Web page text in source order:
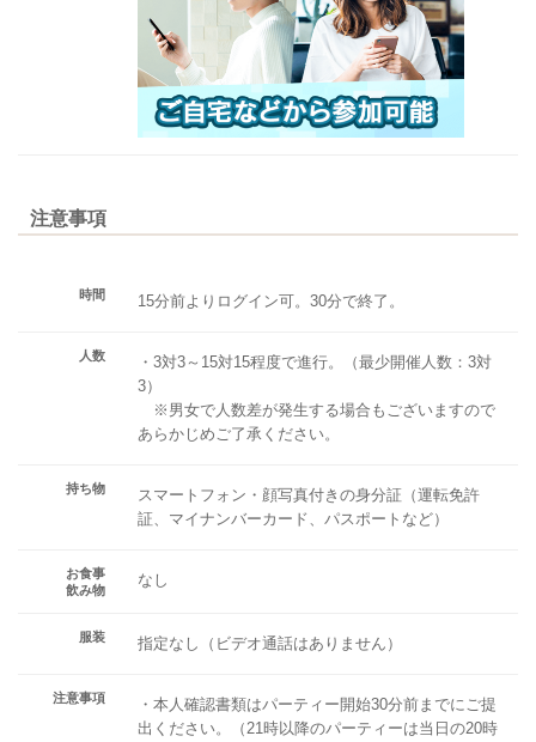
注意事項
時間 15分前よりログイン可。30分で終了。
人数
・3対3～15対15程度で進行。（最少開催人数：3対
3）
※男女で人数差が発生する場合もございますので
あらかじめご了承ください。
持ち物
スマートフォン・顔写真付きの身分証（運転免許
証、マイナンバーカード、パスポートなど）
お食事
飲み物
なし
服装 指定なし（ビデオ通話はありません）
注意事項
・本人確認書類はパーティー開始30分前までにご提
出ください。（21時以降のパーティーは当日の20時